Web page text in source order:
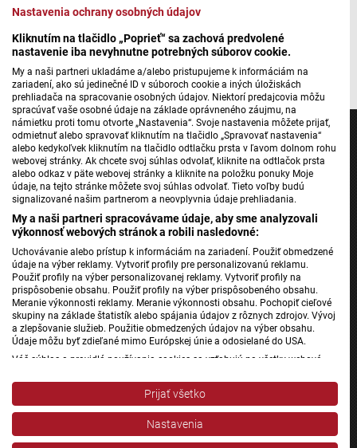
Nastavenia ochrany osobných údajov
Kliknutím na tlačidlo „Poprieť“ sa zachová predvolené
nastavenie iba nevyhnutne potrebných súborov cookie.
My a naši partneri ukladáme a/alebo pristupujeme k informáciám na
zariadení, ako sú jedinečné ID v súboroch cookie a iných úložiskách
prehliadača na spracovanie osobných údajov. Niektorí predajcovia môžu
spracúvať vaše osobné údaje na základe oprávneného záujmu, na
námietku proti tomu otvorte „Nastavenia“. Svoje nastavenia môžete prijať,
odmietnuť alebo spravovať kliknutím na tlačidlo „Spravovať nastavenia“
alebo kedykoľvek kliknutím na tlačidlo odtlačku prsta v ľavom dolnom rohu
webovej stránky. Ak chcete svoj súhlas odvolať, kliknite na odtlačok prsta
alebo odkaz v päte webovej stránky a kliknite na položku ponuky Moje
údaje, na tejto stránke môžete svoj súhlas odvolať. Tieto voľby budú
signalizované našim partnerom a neovplyvnia údaje prehliadania.
My a naši partneri spracovávame údaje, aby sme analyzovali
výkonnosť webových stránok a robili nasledovné:
Uchovávanie alebo prístup k informáciám na zariadení. Použiť obmedzené
údaje na výber reklamy. Vytvoriť profily pre personalizovanú reklamu.
Použiť profily na výber personalizovanej reklamy. Vytvoriť profily na
prispôsobenie obsahu. Použiť profily na výber prispôsobeného obsahu.
Meranie výkonnosti reklamy. Meranie výkonnosti obsahu. Pochopiť cieľové
skupiny na základe štatistík alebo spájania údajov z rôznych zdrojov. Vývoj
a zlepšovanie služieb. Použitie obmedzených údajov na výber obsahu.
Údaje môžu byť zdieľané mimo Európskej únie a odosielané do USA.
Váš súhlas a pravidlá používania cookies sa vzťahujú na všetky webové
Stred, Rádio Regina Západ, Rádio Patria, Rádio Devín, RTVS, Hudobné
pozdravy, Rádio Slovensko, RSI Francais, RSI English, RSI Slovensky, Rádio
Junior, RSI, Rádio Regina Východ, Rádio_FM, RSI Espanol, NEV.
Zobraziť zoznam partnerov (1 predajcovia IAB)
Prijať všetko
Nastavenia
Podcastfelületén és aYouTube-csatornánkonis.
Jednotka
Dvojka
24
Šport
Správy STVR
Podcasty
Mobilné aplikácie
Rádio Regina
Rádio Devín